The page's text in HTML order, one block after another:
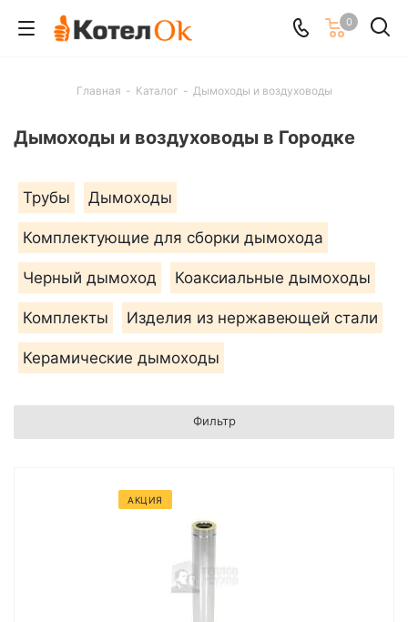
0
Главная - Каталог - Дымоходы и воздуховоды
Дымоходы и воздуховоды в Городке
Трубы Дымоходы
Комплектующие для сборки дымохода
Черный дымоход Коаксиальные дымоходы
Комплекты Изделия из нержавеющей стали
Керамические дымоходы
Фильтр
АКЦИЯ